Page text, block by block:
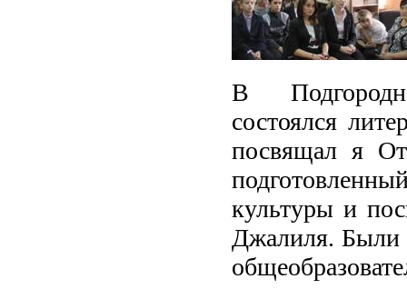
В
состоялся
посвящал я
культуры и
Джалиля. Были